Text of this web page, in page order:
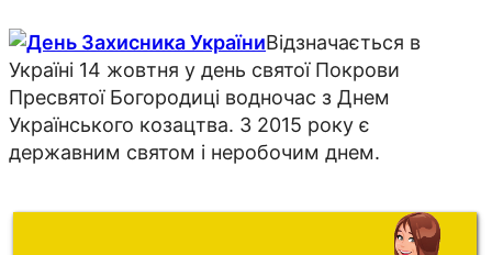
Відзначається в
Україні 14 жовтня у день святої Покрови
Пресвятої Богородиці водночас з Днем
Українського козацтва. З 2015 року є
державним святом і неробочим днем.